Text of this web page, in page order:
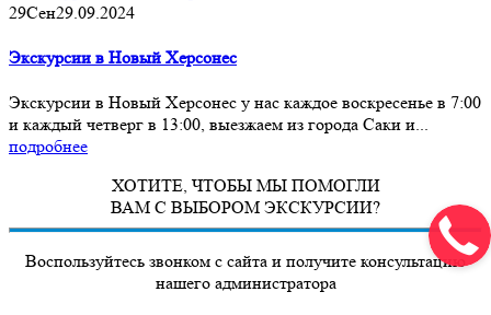
29Сен29.09.2024
Экскурсии в Новый Херсонес
Экскурсии в Новый Херсонес у нас каждое воскресенье в 7:00
и каждый четверг в 13:00, выезжаем из города Саки и...
подробнее
ХОТИТЕ, ЧТОБЫ МЫ ПОМОГЛИ
ВАМ С ВЫБОРОМ ЭКСКУРСИИ?
Воспользуйтесь звонком с сайта и получите консультацию
нашего администратора